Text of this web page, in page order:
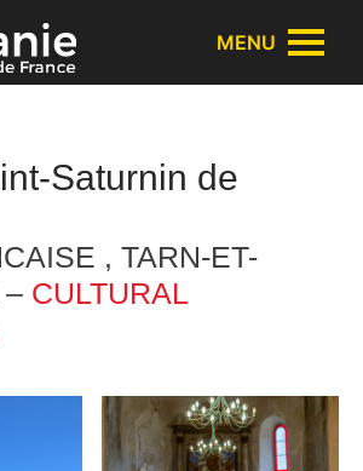
panel
MENU
Saturnin de
, TARN-ET-
– CULTURAL